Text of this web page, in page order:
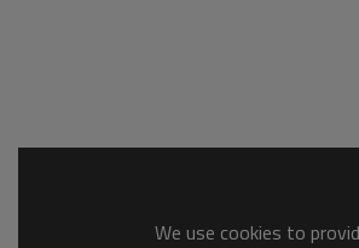
We use cookies to